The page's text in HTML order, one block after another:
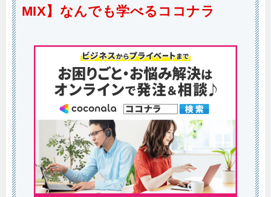
MIX】なんでも学べるココナラ